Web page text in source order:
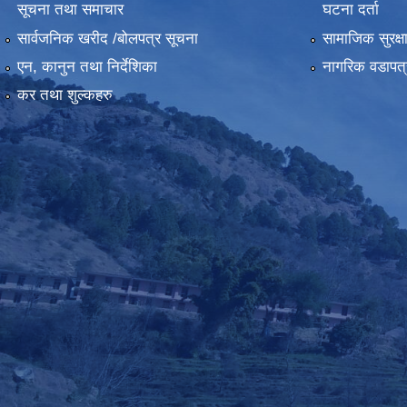
सूचना तथा समाचार
सार्वजनिक खरीद /बोलपत्र सूचना
एन, कानुन तथा निर्देशिका
कर तथा शुल्कहरु
घटना दर्ता
सामाजिक सुरक्षा
नागरिक